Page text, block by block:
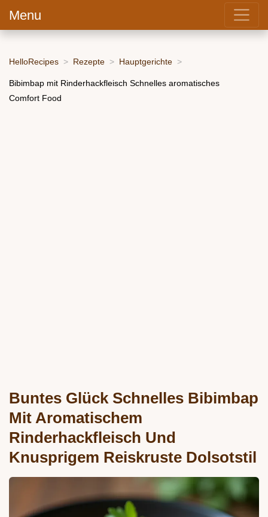
Menu
HelloRecipes Rezepte Hauptgerichte
Bibimbap mit Rinderhackfleisch Schnelles aromatisches
Comfort Food
Buntes Glück Schnelles Bibimbap
Mit Aromatischem
Rinderhackfleisch Und
Knusprigem Reiskruste Dolsotstil